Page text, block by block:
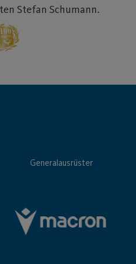
Stefan Schumann.
Generalausrüster